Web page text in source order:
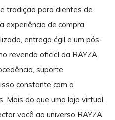
tradição para clientes de
experiência de compra
entrega ágil e um pós-
revenda oficial da RAYZA,
suporte
constante com a
Mais do que uma loja virtual,
você ao universo RAYZA